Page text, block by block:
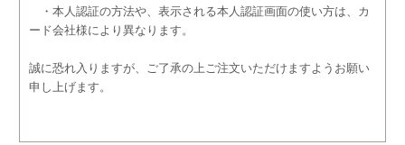
・本人認証の方法や、表示される本人認証画面の使い方は、カ
ード会社様により異なります。
誠に恐れ入りますが、ご了承の上ご注文いただけますようお願い
申し上げます。